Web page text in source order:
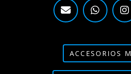
ACCESORIOS
Accesorios y
Lista de PreciosACCESORIOS